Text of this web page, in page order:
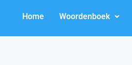
Home Woordenboek